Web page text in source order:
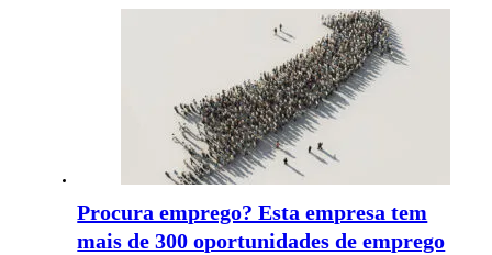
Procura emprego? Esta empresa tem
mais de 300 oportunidades de emprego